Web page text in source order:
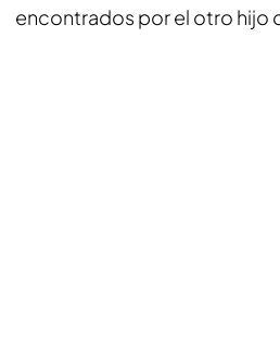
encontrados por el otro hijo